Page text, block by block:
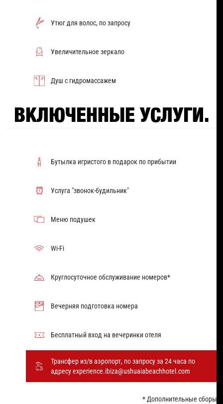
Утюг для волос, по запросу
Увеличительное зеркало
Душ с гидромассажем
ВКЛЮЧЕННЫЕ УСЛУГИ.
Трансфер из/в аэропорт, по запросу за 24 часа по
адресу experience.ibiza@ushuaiabeachhotel.com
Бутылка игристого в подарок по прибытии
Услуга "звонок-будильник"
Меню подушек
Wi-Fi
Круглосуточное обслуживание номеров*
Вечерняя подготовка номера
Бесплатный вход на вечеринки отеля
* Дополнительные сборы